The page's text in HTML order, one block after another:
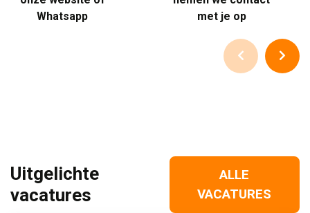
Whatsapp
met je op
Uitgelichte
vacatures
ALLE
VACATURES